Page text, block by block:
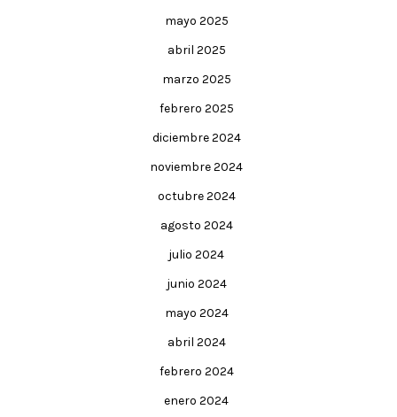
mayo 2025
abril 2025
marzo 2025
febrero 2025
diciembre 2024
noviembre 2024
octubre 2024
agosto 2024
julio 2024
junio 2024
mayo 2024
abril 2024
febrero 2024
enero 2024